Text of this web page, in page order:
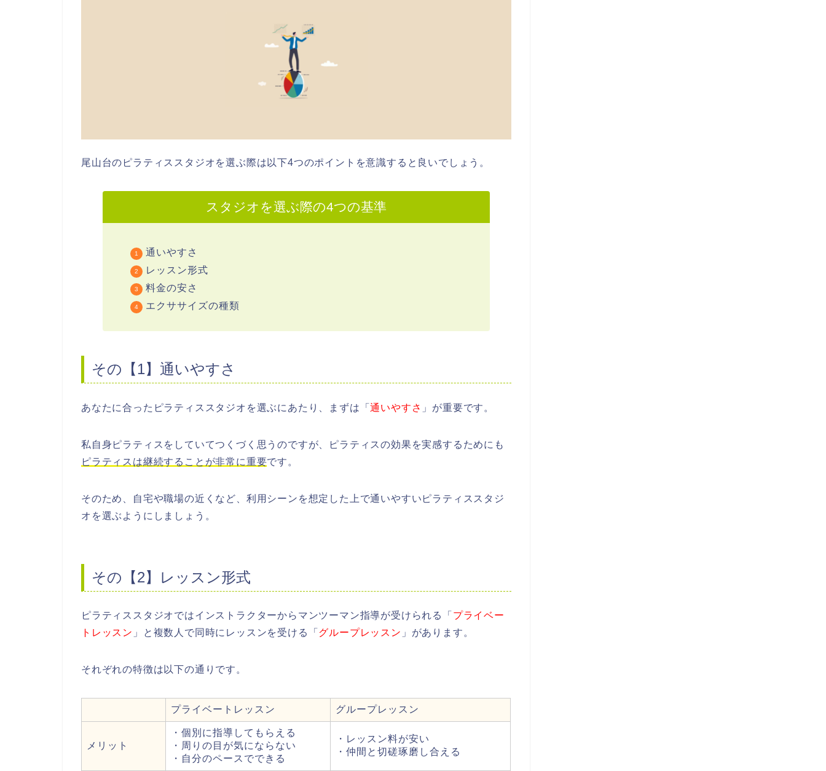
尾山台のピラティススタジオを選ぶ際は以下4つのポイントを意識すると良いでしょう。
スタジオを選ぶ際の4つの基準
通いやすさ
レッスン形式
料金の安さ
エクササイズの種類
その【1】通いやすさ
あなたに合ったピラティススタジオを選ぶにあたり、まずは「通いやすさ 」が重要です。
私自身ピラティスをしていてつくづく思うのですが、ピラティスの効果を実感するためにも
ピラティスは継続することが非常に重要です。
そのため、自宅や職場の近くなど、利用シーンを想定した上で通いやすいピラティススタジ
オを選ぶようにしましょう。
その【2】レッスン形式
ピラティススタジオではインストラクターからマンツーマン指導が受けられる「 プライベー
トレッスン 」と複数人で同時にレッスンを受ける「 グループレッスン 」があります。
それぞれの特徴は以下の通りです。
プライベートレッスン グループレッスン
メリット
・個別に指導してもらえる
・周りの目が気にならない
・自分のペースでできる
・レッスン料が安い
・仲間と切磋琢磨し合える